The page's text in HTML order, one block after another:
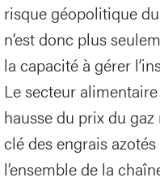
risque géopolitique
n’est donc plus
la capacité à gérer
Le secteur
hausse du prix du
clé des engrais
l’ensemble de la